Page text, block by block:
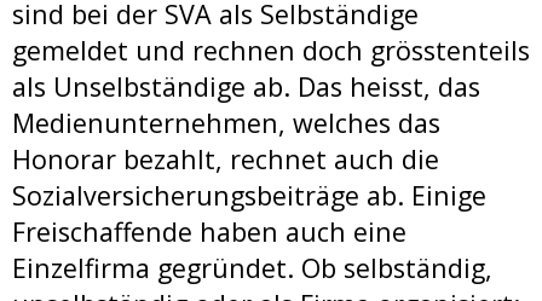
sind bei der SVA als Selbständige
gemeldet und rechnen doch grösstenteils
als Unselbständige ab. Das heisst, das
Medienunternehmen, welches das
Honorar bezahlt, rechnet auch die
Sozialversicherungsbeiträge ab. Einige
Freischaffende haben auch eine
Einzelfirma gegründet. Ob selbständig,